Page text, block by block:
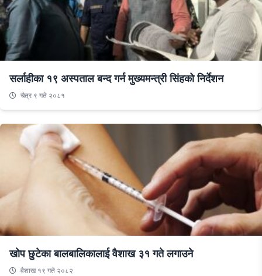
सर्लाहीका १९ अस्पताल बन्द गर्न मुख्यमन्त्री सिंहको निर्देशन
चैत्र ९ गते २०८१
खोप छुटेका बालबालिकालाई वैशाख ३१ गते लगाउने
वैशाख १९ गते २०८२